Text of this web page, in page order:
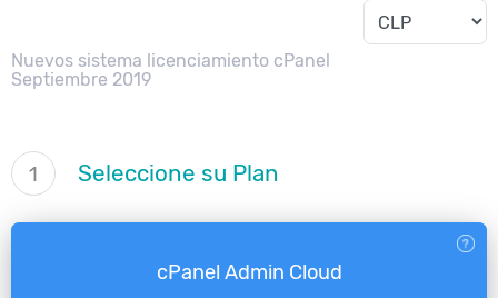
Nuevos sistema licenciamiento cPanel
Septiembre 2019
1 Seleccione su Plan
cPanel Admin Cloud